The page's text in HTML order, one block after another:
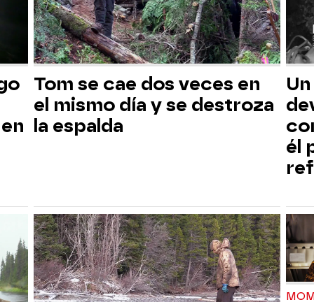
Tom se cae dos veces en
el mismo día y se destroza
la espalda
él